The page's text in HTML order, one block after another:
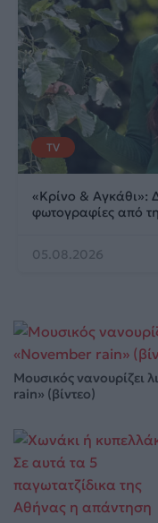
TV
«Κρίνο & Αγκάθι»:
φωτογραφίες από
05.08.2026
Μουσικός νανουρίζει
rain» (βίντεο)